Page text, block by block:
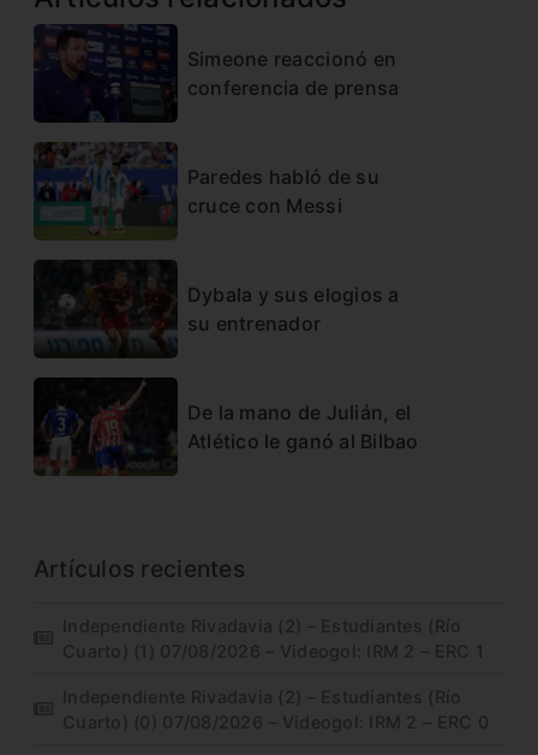
Simeone reaccionó en
conferencia de prensa
Paredes habló de su
cruce con Messi
Dybala y sus elogios a
su entrenador
De la mano de Julián, el
Atlético le ganó al Bilbao
Artículos recientes
Independiente Rivadavia (2) – Estudiantes (Río
Cuarto) (1) 07/08/2026 – Videogol: IRM 2 – ERC 1
Independiente Rivadavia (2) – Estudiantes (Río
Cuarto) (0) 07/08/2026 – Videogol: IRM 2 – ERC 0